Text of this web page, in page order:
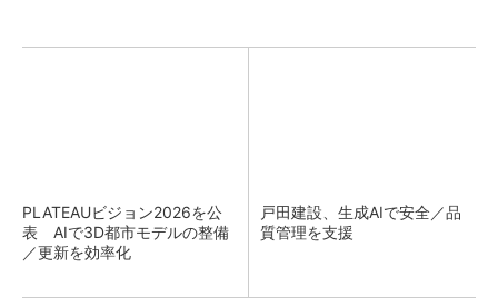
PLATEAUビジョン2026を公
表 AIで3D都市モデルの整備
／更新を効率化
戸田建設、生成AIで安全／品
質管理を支援